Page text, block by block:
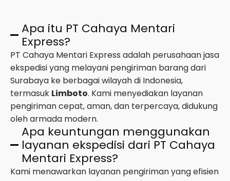
Apa itu PT Cahaya Mentari
Express?
PT Cahaya Mentari Express adalah perusahaan jasa
ekspedisi yang melayani pengiriman barang dari
Surabaya ke berbagai wilayah di Indonesia,
termasuk Limboto. Kami menyediakan layanan
pengiriman cepat, aman, dan terpercaya, didukung
oleh armada modern.
Apa keuntungan menggunakan
layanan ekspedisi dari PT Cahaya
Mentari Express?
Kami menawarkan layanan pengiriman yang efisien